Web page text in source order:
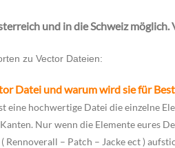
und in die Schweiz
zu Vector Dateien:
Datei und warum wird sie für
eine hochwertige Datei die einzelne
Nur wenn die Elemente eures
Rennoverall – Patch – Jacke ect )